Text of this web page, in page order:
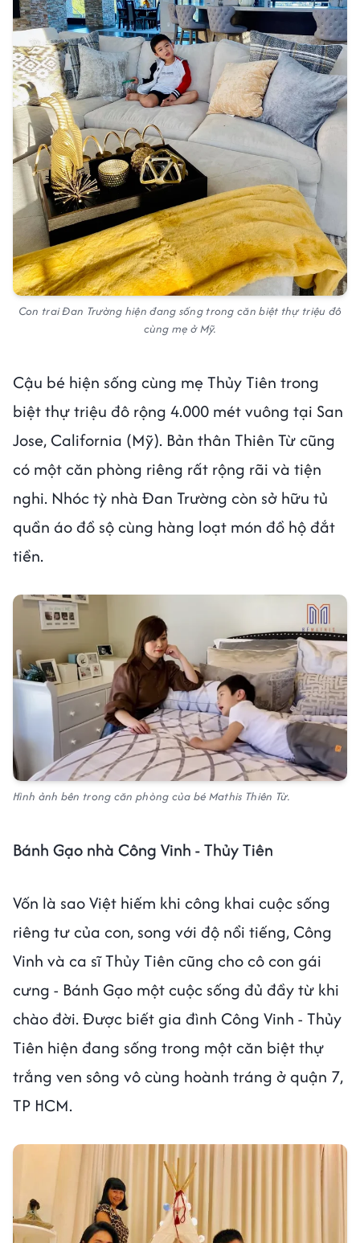
Con trai Đan Trường hiện đang sống trong căn biệt thự triệu đô
cùng mẹ ở Mỹ.
Cậu bé hiện sống cùng mẹ Thủy Tiên trong
biệt thự triệu đô rộng 4.000 mét vuông tại San
Jose, California (Mỹ). Bản thân Thiên Từ cũng
có một căn phòng riêng rất rộng rãi và tiện
nghi. Nhóc tỳ nhà Đan Trường còn sở hữu tủ
quần áo đồ sộ cùng hàng loạt món đồ hộ đắt
tiền.
Hình ảnh bên trong căn phòng của bé Mathis Thiên Từ.
Bánh Gạo nhà Công Vinh - Thủy Tiên
Vốn là sao Việt hiếm khi công khai cuộc sống
riêng tư của con, song với độ nổi tiếng, Công
Vinh và ca sĩ Thủy Tiên cũng cho cô con gái
cưng - Bánh Gạo một cuộc sống đủ đầy từ khi
chào đời. Được biết gia đình Công Vinh - Thủy
Tiên hiện đang sống trong một căn biệt thự
trắng ven sông vô cùng hoành tráng ở quận 7,
TP HCM.